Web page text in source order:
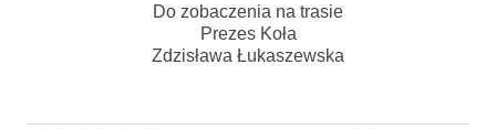
Do zobaczenia na trasie
Prezes Koła
Zdzisława Łukaszewska